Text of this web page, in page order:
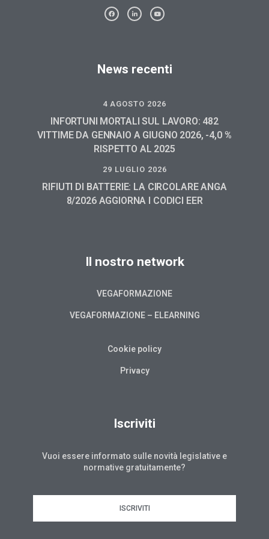
News recenti
4 AGOSTO 2026
INFORTUNI MORTALI SUL LAVORO: 482
VITTIME DA GENNAIO A GIUGNO 2026, -4,0 %
RISPETTO AL 2025
29 LUGLIO 2026
RIFIUTI DI BATTERIE: LA CIRCOLARE ANGA
8/2026 AGGIORNA I CODICI EER
Il nostro network
VEGAFORMAZIONE
VEGAFORMAZIONE – ELEARNING
Cookie policy
Privacy
Iscriviti
Vuoi essere informato sulle novità legislative e
normative gratuitamente?
ISCRIVITI